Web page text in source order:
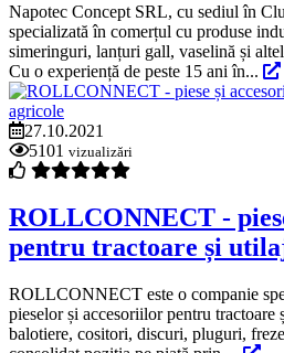
Napotec Concept SRL, cu sediul în
specializată în comerțul cu produse
simeringuri, lanțuri gall, vaselină și
Cu o experiență de peste 15 ani în...
27.10.2021
5101 vizualizări
ROLLCONNECT -
pentru tractoare și
ROLLCONNECT este o companie
pieselor și accesoriilor pentru
balotiere, cositori, discuri, pluguri,